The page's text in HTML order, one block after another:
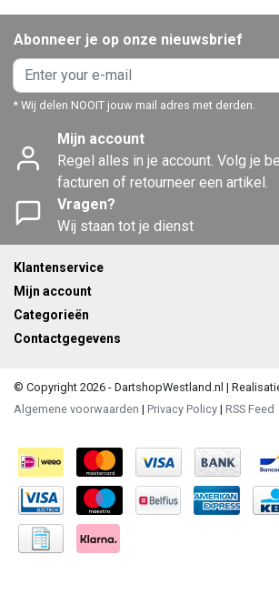
Abonneer je op onze nieuwsbrief
* Wij delen NOOIT jouw mail adres met derden.
Mijn account
Regel alles in je account. Volg je
facturen of retourneer een artikel.
Vragen?
Wij staan tot je dienst
Klantenservice
Mijn account
Categorieën
Contactgegevens
© Copyright 2026 - DartshopWestland.nl |
Algemene voorwaarden | Privacy Policy | RSS Feed